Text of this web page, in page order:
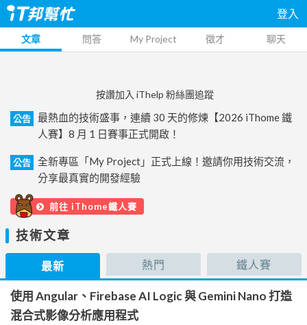
登入
文章 問答 My Project 徵才 聊天
按讚加入 iThelp 粉絲團追蹤
公告
最熱血的技術盛事，連續 30 天的修煉【2026 iThome 鐵
人賽】8 月 1 日賽事正式開啟！
公告
全新專區「My Project」正式上線！邀請你用技術交流，
分享最真實的開發經驗
前往 iThome鐵人賽
技術文章
最新 熱門 鐵人賽
使用 Angular、Firebase AI Logic 與 Gemini Nano 打造
混合式影像分析應用程式